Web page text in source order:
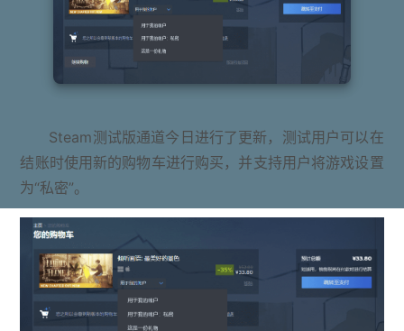
Steam测试版通道今日进行了更新，测试用户可以在
结账时使用新的购物车进行购买，并支持用户将游戏设置
为“私密”。